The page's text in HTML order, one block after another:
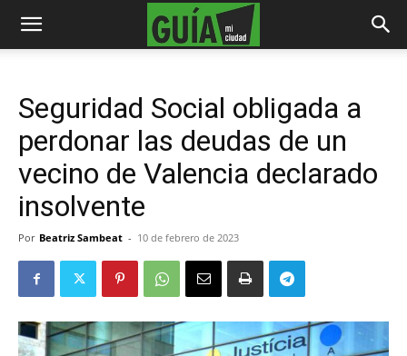
Seguridad Social obligada a
perdonar las deudas de un
vecino de Valencia declarado
insolvente
Por Beatriz Sambeat - 10 de febrero de 2023